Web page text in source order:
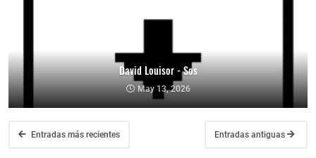
David Louisor - Sos
May 13, 2026
Entradas más recientes Entradas antiguas